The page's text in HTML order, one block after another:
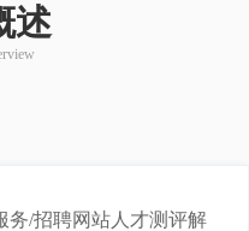
述
务/招聘网站人才测评解